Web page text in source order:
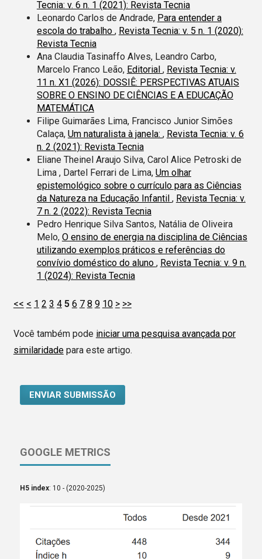
Tecnia: v. 6 n. 1 (2021): Revista Tecnia
Leonardo Carlos de Andrade, Para entender a
escola do trabalho , Revista Tecnia: v. 5 n. 1 (2020):
Revista Tecnia
Ana Claudia Tasinaffo Alves, Leandro Carbo,
Marcelo Franco Leão, Editorial , Revista Tecnia: v.
11 n. X1 (2026): DOSSIÊ: PERSPECTIVAS ATUAIS
SOBRE O ENSINO DE CIÊNCIAS E A EDUCAÇÃO
MATEMÁTICA
Filipe Guimarães Lima, Francisco Junior Simões
Calaça, Um naturalista à janela: , Revista Tecnia: v. 6
n. 2 (2021): Revista Tecnia
Eliane Theinel Araujo Silva, Carol Alice Petroski de
Lima , Dartel Ferrari de Lima, Um olhar
epistemológico sobre o currículo para as Ciências
da Natureza na Educação Infantil , Revista Tecnia: v.
7 n. 2 (2022): Revista Tecnia
Pedro Henrique Silva Santos, Natália de Oliveira
Melo, O ensino de energia na disciplina de Ciências
utilizando exemplos práticos e referências do
convívio doméstico do aluno , Revista Tecnia: v. 9 n.
1 (2024): Revista Tecnia
<< < 1 2 3 4 5 6 7 8 9 10 > >>
Você também pode iniciar uma pesquisa avançada por
similaridadepara este artigo.
ENVIAR SUBMISSÃO
GOOGLE METRICS
H5 index: 10 - (2020-2025)